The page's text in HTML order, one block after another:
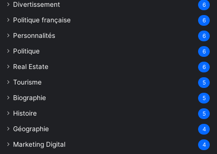
Divertissement 6
Politique française 6
Personnalités 6
Politique 6
Real Estate 6
Tourisme 5
Biographie 5
Histoire 5
Géographie 4
Marketing Digital 4